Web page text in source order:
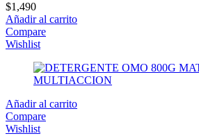
$1,490
Añadir al carrito
Compare
Wishlist
Añadir al carrito
Compare
Wishlist